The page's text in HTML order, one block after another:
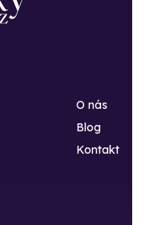
O nás
Blog
Kontakt